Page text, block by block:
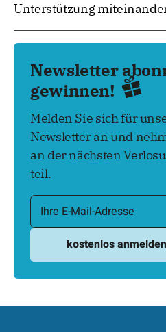
Unterstützung
Newsletter
gewinnen!
Melden Sie sich für
Newsletter an und
an der nächsten
teil.